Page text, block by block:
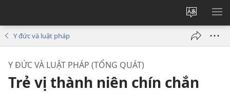
Thay
đổi
ngôn
trang
Y đức và luật pháp
Y ĐỨC VÀ LUẬT PHÁP (TỔNG QUÁT)
Trẻ vị thành niên chín chắn